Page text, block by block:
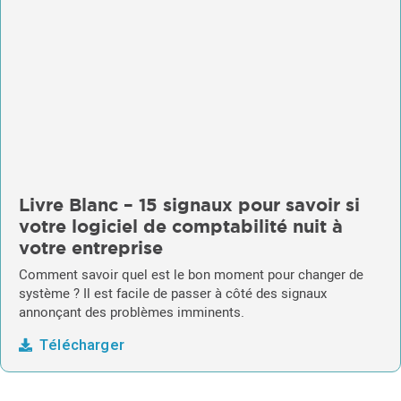
Livre Blanc – 15 signaux pour savoir si
votre logiciel de comptabilité nuit à
votre entreprise
Comment savoir quel est le bon moment pour changer de
système ? Il est facile de passer à côté des signaux
annonçant des problèmes imminents.
Télécharger